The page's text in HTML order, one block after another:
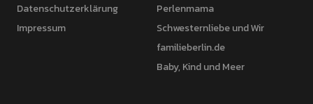
Datenschutzerklärung
Impressum
Perlenmama
Schwesternliebe und Wir
familieberlin.de
Baby, Kind und Meer